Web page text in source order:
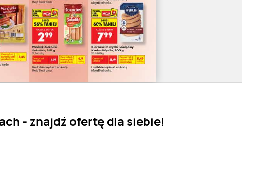
- znajdź ofertę dla siebie!